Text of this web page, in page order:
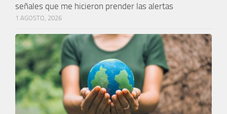
señales que me hicieron prender las alertas
1 AGOSTO, 2026